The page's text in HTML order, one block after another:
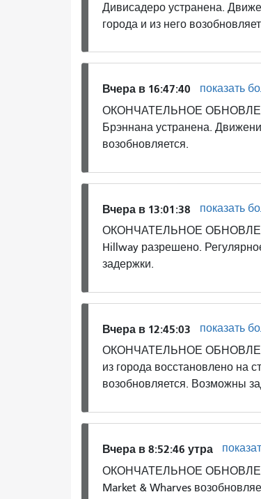
Дивисадеро устранена.
города и из него
Вчера в 16:47:40
показать
ОКОНЧАТЕЛЬНОЕ
Брэннана устранена.
возобновляется.
Вчера в 13:01:38
показать
ОКОНЧАТЕЛЬНОЕ
Hillway разрешено.
задержки.
Вчера в 12:45:03
показать
ОКОНЧАТЕЛЬНОЕ
из города восстановлено на
возобновляется. Возможны
Вчера в 8:52:46 утра
ОКОНЧАТЕЛЬНОЕ
Market & Wharves